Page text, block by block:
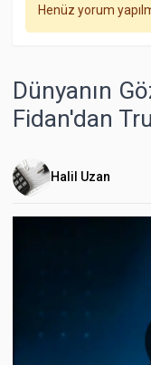
Henüz yorum
Dünyanın
Fidan'dan
Halil Uzan